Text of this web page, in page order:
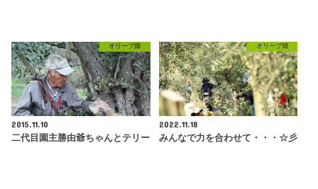
オリーブ畑
2015.11.10
二代目園主勝由爺ちゃんとテリー
オリーブ畑
2022.11.18
みんなで力を合わせて・・・☆彡